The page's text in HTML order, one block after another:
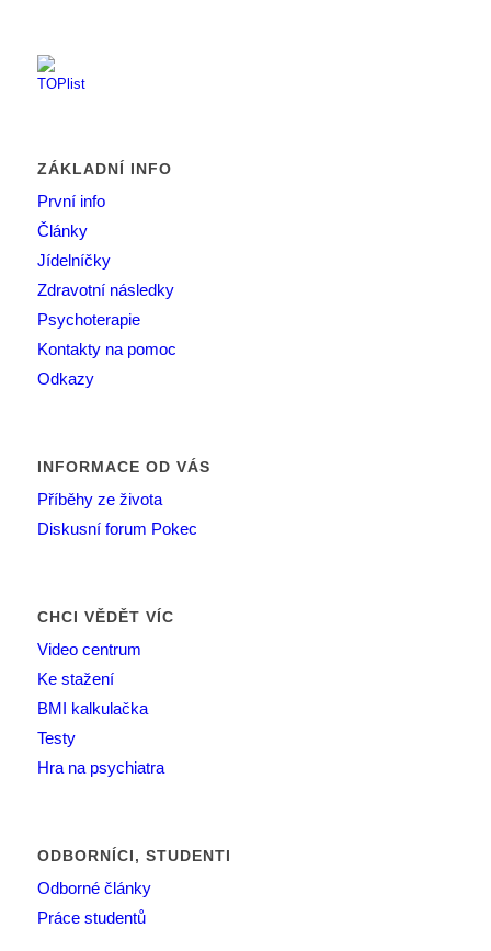
ZÁKLADNÍ INFO
První info
Články
Jídelníčky
Zdravotní následky
Psychoterapie
Kontakty na pomoc
Odkazy
INFORMACE OD VÁS
Příběhy ze života
Diskusní forum Pokec
CHCI VĚDĚT VÍC
Video centrum
Ke stažení
BMI kalkulačka
Testy
Hra na psychiatra
ODBORNÍCI, STUDENTI
Odborné články
Práce studentů